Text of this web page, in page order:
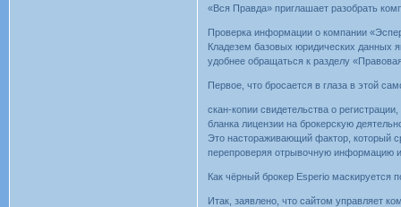
«Вся Правда» приглашает разобрать
Проверка информации о компании
Кладезем базовых юридических
удобнее обращаться к разделу
Первое, что бросается в глаза в этой
скан-копии свидетельства о регистрации,
бланка лицензии на брокерскую
Это настораживающий фактор, который
перепроверяя отрывочную информацию
Как чёрный брокер Esperio маскируется
Итак, заявлено, что сайтом управляет